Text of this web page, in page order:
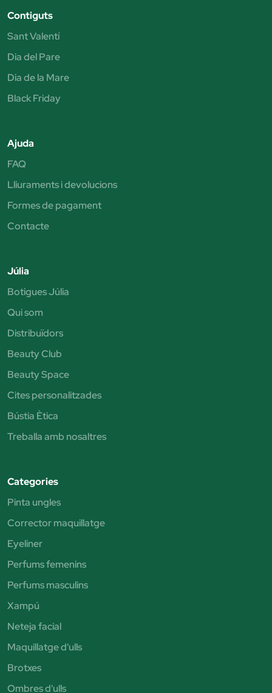
Contiguts
Sant Valentí
Dia del Pare
Dia de la Mare
Black Friday
Ajuda
FAQ
Lliuraments i devolucions
Formes de pagament
Contacte
Júlia
Botigues Júlia
Qui som
Distribuïdors
Beauty Club
Beauty Space
Cites personalitzades
Bústia Ètica
Treballa amb nosaltres
Categories
Pinta ungles
Corrector maquillatge
Eyeliner
Perfums femenins
Perfums masculins
Xampú
Neteja facial
Maquillatge d'ulls
Brotxes
Ombres d'ulls